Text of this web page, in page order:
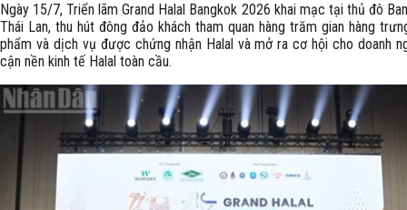
Ngày 15/7, Triển lãm Grand Halal Bangkok 2026 khai mạc tại thủ đô
Thái Lan, thu hút đông đảo khách tham quan hàng trăm gian hàng
phẩm và dịch vụ được chứng nhận Halal và mở ra cơ hội cho doanh
cận nền kinh tế Halal toàn cầu.